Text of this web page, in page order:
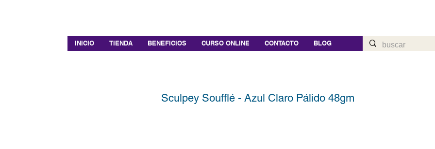
INICIO TIENDA BENEFICIOS CURSO ONLINE CONTACTO BLOG
Sculpey Soufflé - Azul Claro Pálido 48gm